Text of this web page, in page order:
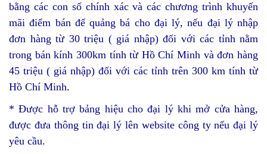
bằng các con số chính xác và các chương trình khuyến
mãi điểm bán để quảng bá cho đại lý, nếu đại lý nhập
đơn hàng từ 30 triệu ( giá nhập) đối với các tỉnh nằm
trong bán kính 300km tính từ Hồ Chí Minh và đơn hàng
45 triệu ( giá nhập) đối với các tỉnh trên 300 km tính từ
Hồ Chí Minh.
* Được hỗ trợ bảng hiệu cho đại lý khi mở cửa hàng,
được đưa thông tin đại lý lên website công ty nếu đại lý
yêu cầu.